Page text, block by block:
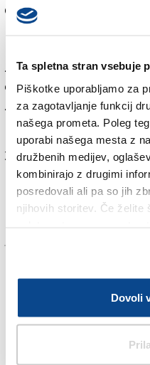
Ta spletna stran vsebuje
Piškotke uporabljamo za
za zagotavljanje funkcij
našega prometa. Poleg
uporabi našega mesta z
družbenih medijev,
kombinirajo z drugimi
posredovali ali pa so jih
njihovih storitev. Če želite
Dovoli
državljan ni pravočasno
padel čez zaščitno
zaščitno kolesarsko
oskrbeli reševalci Nujne
Zdravstvenega doma
preventivni pregled v
Za branje in pisanje